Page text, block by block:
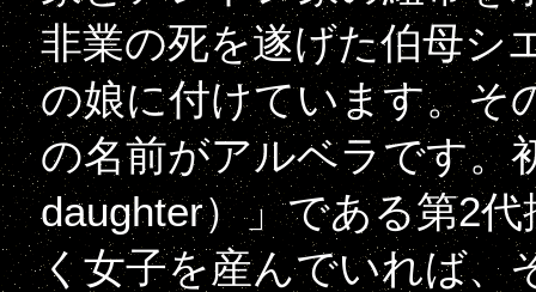
非業の死を遂げた伯母シ
の娘に付けています。そ
の名前がアルベラです。
daughter）」である第2
く女子を産んでいれば、